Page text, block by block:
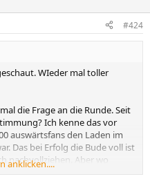
#424
WIeder mal toller
die Frage an die Runde. Seit
Ich kenne das vor
auswärtsfans den Laden im
Das bei Erfolg die Bude voll ist
nachvollziehen. Aber wo
her? und seit wann?
anklicken....